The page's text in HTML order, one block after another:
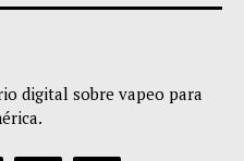
digital sobre vapeo para